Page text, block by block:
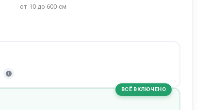
от 10 до 600 см
ВСЁ ВКЛЮЧЕНО